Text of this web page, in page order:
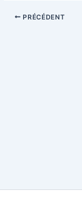
PRÉCÉDENT